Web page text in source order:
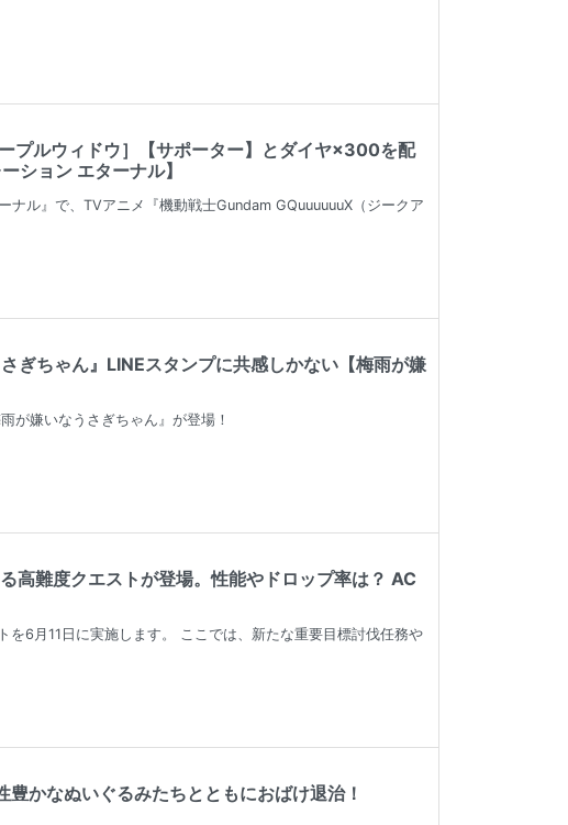
プルウィドウ］【サポーター】とダイヤ×300を配
ション エターナル】
ル』で、TVアニメ『機動戦士Gundam GQuuuuuuX（ジークア
ぎちゃん』LINEスタンプに共感しかない【梅雨が嫌
が嫌いなうさぎちゃん』が登場！
高難度クエストが登場。性能やドロップ率は？ AC
6月11日に実施します。 ここでは、新たな重要目標討伐任務や
かなぬいぐるみたちとともにおばけ退治！